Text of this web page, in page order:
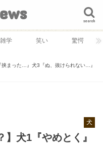
search
雑学 笑い 驚愕
まった…』犬3『ぬ、抜けられない…』
犬
犬1『やめとく』